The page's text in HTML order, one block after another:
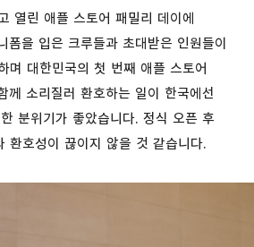
열린 애플 스토어 패밀리 데이에
폼을 입은 크루들과 초대받은 인원들이
며 대한민국의 첫 번째 애플 스토어
께 소리질러 환호하는 일이 한국에선
분위기가 좋았습니다. 정식 오픈 후
환호성이 끊이지 않을 것 같습니다.